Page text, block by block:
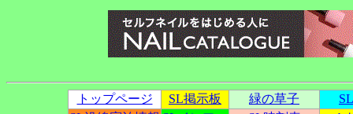
トップページ SL掲示板 緑の草子